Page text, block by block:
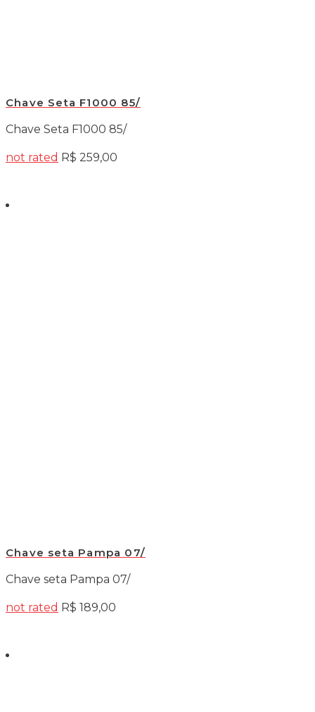
Chave Seta F1000 85/
Chave Seta F1000 85/
not rated R$ 259,00
Chave seta Pampa 07/
Chave seta Pampa 07/
not rated R$ 189,00